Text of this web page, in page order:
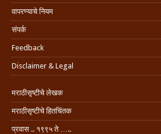
वापरण्याचे नियम
संपर्क
Feedback
Disclaimer & Legal
मराठीसृष्टीचे लेखक
मराठीसृष्टीचे हितचिंतक
प्रवास .. १९९५ ते …..